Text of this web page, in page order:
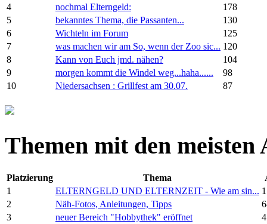
4 nochmal Elterngeld:
178
5
bekanntes Thema, die Passanten...
130
6
Wichteln im Forum
125
7
was machen wir am So, wenn der Zoo sic... 120
8
Kann von Euch jmd. nähen?
104
9
morgen kommt die Windel weg...haha......
98
10
Niedersachsen : Grillfest am 30.07. 87
Themen mit den meisten
Platzierung Thema
1
ELTERNGELD UND ELTERNZEIT - Wie am sin...
2
Näh-Fotos, Anleitungen, Tipps
3
neuer Bereich "Hobbythek" eröffnet